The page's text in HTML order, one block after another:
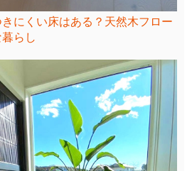
にくい床はある？天然木フロー
らし